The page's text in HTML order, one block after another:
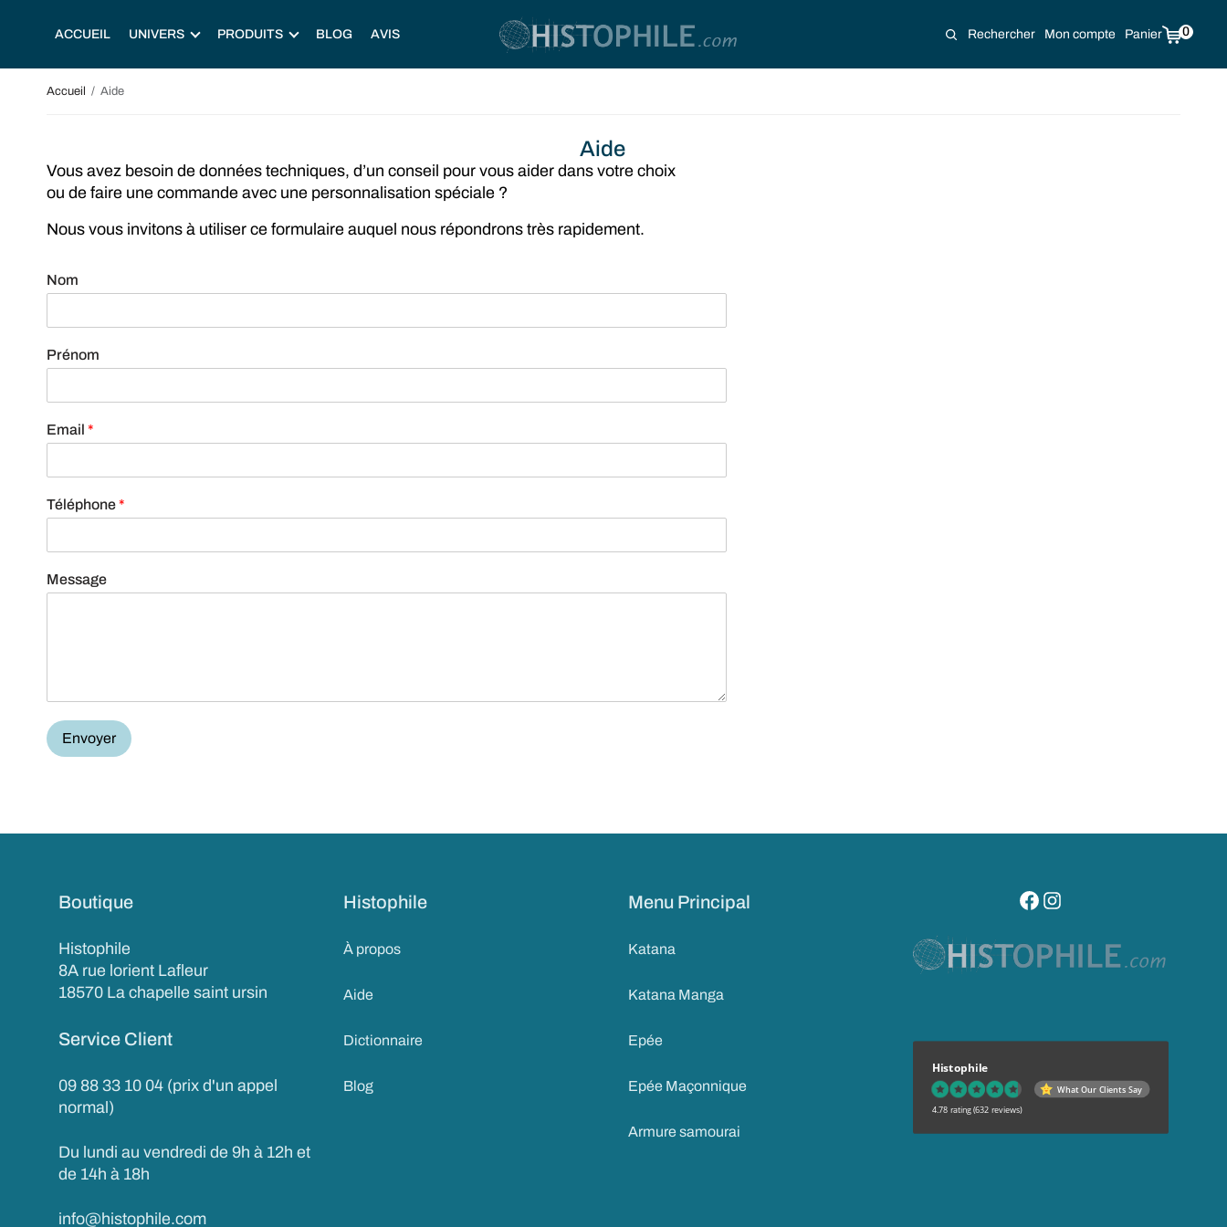
ACCUEIL UNIVERS PRODUITS BLOG AVIS Rechercher Mon compte Panier 0
Accueil Aide
Aide
Vous avez besoin de données techniques, d’un conseil pour vous aider dans votre choix
ou de faire une commande avec une personnalisation spéciale ?
Nous vous invitons à utiliser ce formulaire auquel nous répondrons très rapidement.
Nom
Prénom
Email *
Téléphone*
Message
Envoyer
Boutique
Histophile
8A rue lorient Lafleur
18570 La chapelle saint ursin
Service Client
09 88 33 10 04 (prix d'un appel
normal)
Du lundi au vendredi de 9h à 12h et
de 14h à 18h
info@histophile.com
Histophile
À propos
Aide
Dictionnaire
Blog
Menu Principal
Katana
Katana Manga
Epée
Epée Maçonnique
Armure samourai
visitez notre page facebook
suivez notre compte
Histophile
What Our Clients Say
4.78 rating (632 reviews)